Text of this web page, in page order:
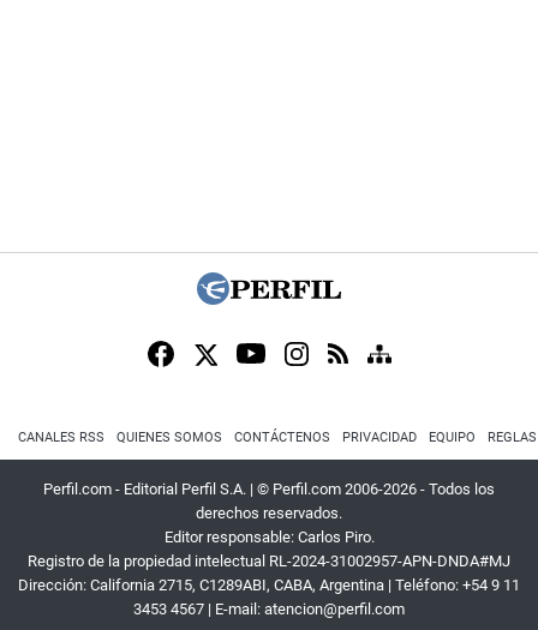
CANALES RSS QUIENES SOMOS CONTÁCTENOS PRIVACIDAD EQUIPO
Perfil.com - Editorial Perfil S.A. | © Perfil.com 2006-2026 - Todos los
derechos reservados.
Editor responsable: Carlos Piro.
Registro de la propiedad intelectual RL-2024-31002957-APN-DNDA#MJ
Dirección: California 2715, C1289ABI, CABA, Argentina | Teléfono: +54 9 11
3453 4567 | E-mail: atencion@perfil.com